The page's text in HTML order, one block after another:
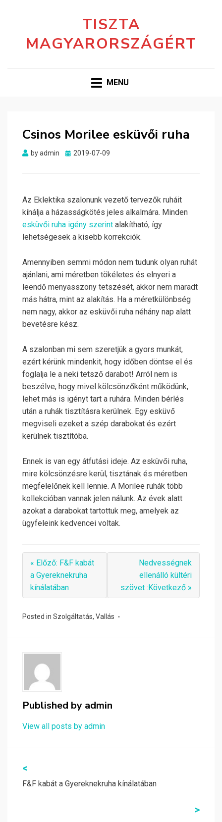
TISZTA
MAGYARORSZÁGÉRT
MENU
Csinos Morilee esküvői ruha
byadmin
Posted
2019-07-09
Az Eklektika szalonunk vezető tervezők ruháit
kínálja a házasságkötés jeles alkalmára. Minden
esküvői ruha igény szerint alakítható, így
lehetségesek a kisebb korrekciók.
Amennyiben semmi módon nem tudunk olyan ruhát
ajánlani, ami méretben tökéletes és elnyeri a
leendő menyasszony tetszését, akkor nem maradt
más hátra, mint az alakítás. Ha a méretkülönbség
nem nagy, akkor az esküvői ruha néhány nap alatt
bevetésre kész.
A szalonban mi sem szeretjük a gyors munkát,
ezért kérünk mindenkit, hogy időben döntse el és
foglalja le a neki tetsző darabot! Arról nem is
beszélve, hogy mivel kölcsönzőként működünk,
lehet más is igényt tart a ruhára. Minden bérlés
után a ruhák tisztításra kerülnek. Egy esküvő
megviseli ezeket a szép darabokat és ezért
kerülnek tisztítóba.
Ennek is van egy átfutási ideje. Az esküvői ruha,
mire kölcsönzésre kerül, tisztának és méretben
megfelelőnek kell lennie. A Morilee ruhák több
kollekcióban vannak jelen nálunk. Az évek alatt
azokat a darabokat tartottuk meg, amelyek az
ügyfeleink kedvencei voltak.
« Előző: F&F kabát
a Gyereknekruha
kínálatában
Nedvességnek
ellenálló kültéri
szövet :Következő »
Posted in Szolgáltatás, Vallás
Published by admin
View all posts by admin
Bejegyzés
navigáció
<
F&F kabát a Gyereknekruha kínálatában
>